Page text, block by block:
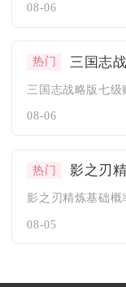
08-06
热门 三国志战
08-06
热门 影之刃
08-05